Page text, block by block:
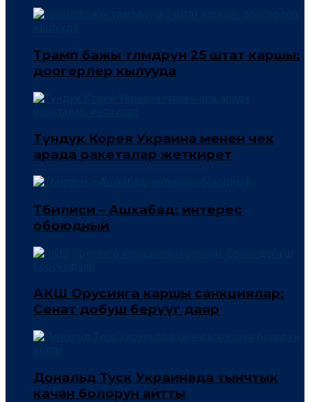
Трамп бажы төлөмдөрүнө 25 штат каршы:
доогерлер кылууда
Түндүк Корея Украина менен чек
арада ракеталар жеткирет
Тбилиси – Ашхабад: интерес
обоюдный
АКШ Орусияга каршы санкциялар:
Сенат добуш берүүгө даяр
Дональд Туск Украинада тынчтык
качан болорун айтты